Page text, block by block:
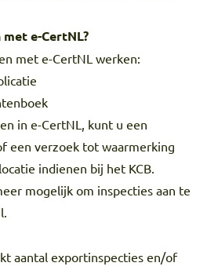
e-CertNL?
met e-CertNL werken:
in e-CertNL, kunt u een
een verzoek tot waarmerking
indienen bij het KCB.
mogelijk om inspecties aan te
aantal exportinspecties en/of